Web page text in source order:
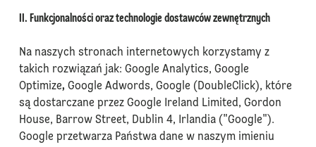
II. Funkcjonalności oraz technologie dostawców zewnętrznych
Na naszych stronach internetowych korzystamy z
takich rozwiązań jak: Google Analytics, Google
Optimize, Google Adwords, Google (DoubleClick), które
są dostarczane przez Google Ireland Limited, Gordon
House, Barrow Street, Dublin 4, Irlandia ("Google").
Google przetwarza Państwa dane w naszym imieniu